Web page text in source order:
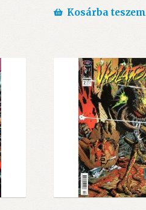
Kosárba teszem